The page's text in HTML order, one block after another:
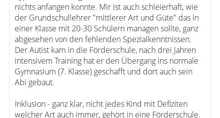
nichts anfangen konnte. Mir ist auch schleierhaft, wie
der Grundschullehrer "mittlerer Art und Güte" das in
einer Klasse mit 20-30 Schülern managen sollte, ganz
abgesehen von den fehlenden Spezialkenntnissen.
Der Autist kam in die Förderschule, nach drei Jahren
intensivem Training hat er den Übergang ins normale
Gymnasium (7. Klasse) geschafft und dort auch sein
Abi gebaut.
Inklusion - ganz klar, nicht jedes Kind mit Defiziten
welcher Art auch immer, gehört in eine Förderschule.